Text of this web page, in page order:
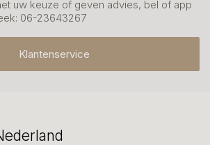
uw keuze of geven advies, bel of app
06-23643267
Klantenservice